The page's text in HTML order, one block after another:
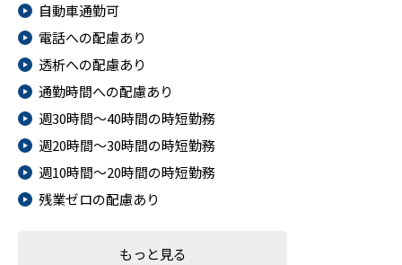
自動車通勤可
電話への配慮あり
透析への配慮あり
通勤時間への配慮あり
週30時間～40時間の時短勤務
週20時間～30時間の時短勤務
週10時間～20時間の時短勤務
残業ゼロの配慮あり
もっと見る